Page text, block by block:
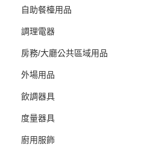
自助餐檯用品
調理電器
房務/大廳公共區域用品
外場用品
飲調器具
度量器具
廚用服飾